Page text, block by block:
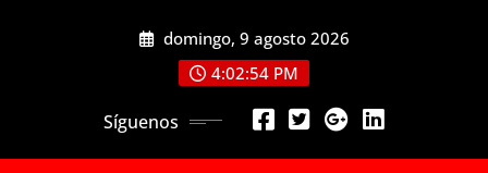
domingo, 9 agosto 2026
4:02:56 PM
Síguenos